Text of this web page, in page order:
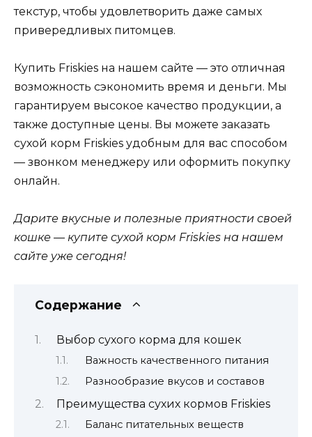
текстур, чтобы удовлетворить даже самых
привередливых питомцев.
Купить Friskies на нашем сайте — это отличная
возможность сэкономить время и деньги. Мы
гарантируем высокое качество продукции, а
также доступные цены. Вы можете заказать
сухой корм Friskies удобным для вас способом
— звонком менеджеру или оформить покупку
онлайн.
Дарите вкусные и полезные приятности своей
кошке — купите сухой корм Friskies на нашем
сайте уже сегодня!
Содержание
Выбор сухого корма для кошек
Важность качественного питания
Разнообразие вкусов и составов
Преимущества сухих кормов Friskies
Баланс питательных веществ